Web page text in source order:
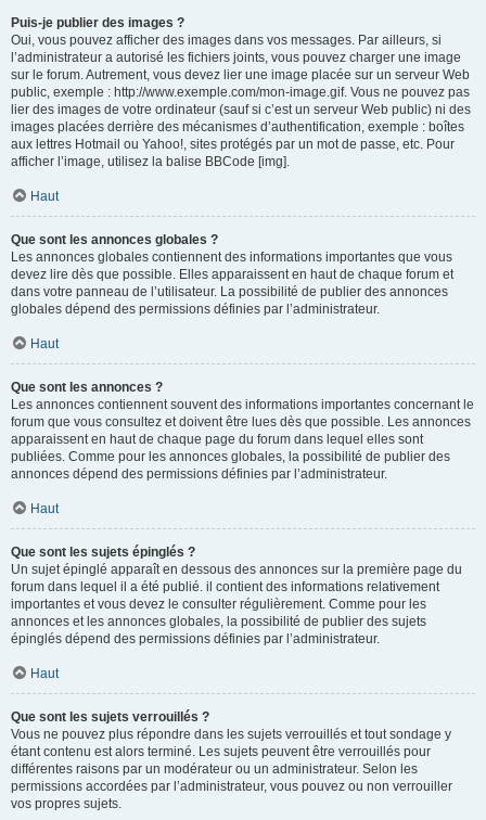
Puis-je publier des images ?
Oui, vous pouvez afficher des images dans vos messages. Par ailleurs, si
l’administrateur a autorisé les fichiers joints, vous pouvez charger une image
sur le forum. Autrement, vous devez lier une image placée sur un serveur Web
public, exemple : http://www.exemple.com/mon-image.gif. Vous ne pouvez pas
lier des images de votre ordinateur (sauf si c’est un serveur Web public) ni des
images placées derrière des mécanismes d’authentification, exemple : boîtes
aux lettres Hotmail ou Yahoo!, sites protégés par un mot de passe, etc. Pour
afficher l’image, utilisez la balise BBCode [img].
Haut
Que sont les annonces globales ?
Les annonces globales contiennent des informations importantes que vous
devez lire dès que possible. Elles apparaissent en haut de chaque forum et
dans votre panneau de l’utilisateur. La possibilité de publier des annonces
globales dépend des permissions définies par l’administrateur.
Haut
Que sont les annonces ?
Les annonces contiennent souvent des informations importantes concernant le
forum que vous consultez et doivent être lues dès que possible. Les annonces
apparaissent en haut de chaque page du forum dans lequel elles sont
publiées. Comme pour les annonces globales, la possibilité de publier des
annonces dépend des permissions définies par l’administrateur.
Haut
Que sont les sujets épinglés ?
Un sujet épinglé apparaît en dessous des annonces sur la première page du
forum dans lequel il a été publié. il contient des informations relativement
importantes et vous devez le consulter régulièrement. Comme pour les
annonces et les annonces globales, la possibilité de publier des sujets
épinglés dépend des permissions définies par l’administrateur.
Haut
Que sont les sujets verrouillés ?
Vous ne pouvez plus répondre dans les sujets verrouillés et tout sondage y
étant contenu est alors terminé. Les sujets peuvent être verrouillés pour
différentes raisons par un modérateur ou un administrateur. Selon les
permissions accordées par l’administrateur, vous pouvez ou non verrouiller
vos propres sujets.